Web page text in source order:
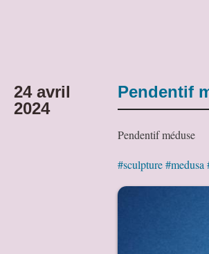
24 avril
2024
Pendentif
Pendentif méduse
#sculpture#medusa